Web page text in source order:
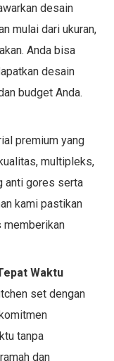
desain
mulai dari ukuran,
Anda bisa
desain
budget Anda.
premium yang
multipleks,
anti gores serta
kami pastikan
memberikan
Waktu
set dengan
tanpa
dan